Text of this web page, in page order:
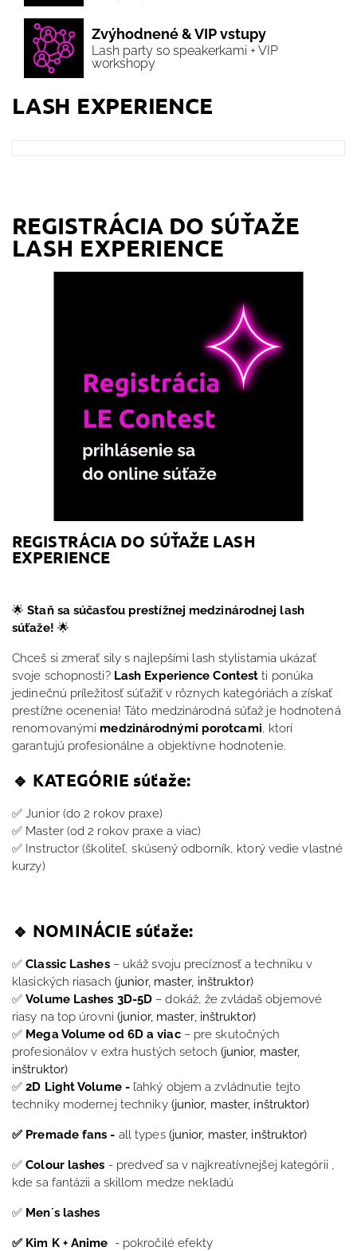
Zvýhodnené & VIP vstupy
Lash party so speakerkami + VIP
workshopy
LASH EXPERIENCE
REGISTRÁCIA DO SÚŤAŽE
LASH EXPERIENCE
REGISTRÁCIA DO SÚŤAŽE LASH
EXPERIENCE
🌟Staň sa súčasťou prestížnej medzinárodnej lash
súťaže! 🌟
Chceš si zmerať sily s najlepšími lash stylistamia ukázať
svoje schopnosti? Lash Experience Contest ti ponúka
jedinečnú príležitosť súťažiť v rôznych kategóriách a získať
prestížne ocenenia! Táto medzinárodná súťaž je hodnotená
renomovanými medzinárodnými porotcami, ktorí
garantujú profesionálne a objektívne hodnotenie.
🔹 KATEGÓRIE súťaže:
✅ Junior (do 2 rokov praxe)
✅ Master (od 2 rokov praxe a viac)
✅ Instructor (školiteľ, skúsený odborník, ktorý vedie vlastné
kurzy)
🔹 NOMINÁCIE súťaže:
✅Classic Lashes– ukáž svoju precíznosť a techniku v
klasických riasach (junior,master, inštruktor)
✅Volume Lashes 3D-5D – dokáž, že zvládaš objemové
riasy na top úrovni (junior,master, inštruktor)
✅ Mega Volume od 6D a viac– pre skutočných
profesionálov v extra hustých setoch (junior, master,
inštruktor)
✅2D Light Volume - ľahký objem a zvládnutie tejto
techniky modernej techniky (junior, master, inštruktor)
✅ Premade fans - all types (junior, master, inštruktor)
✅Colour lashes - predveď sa v najkreatívnejšej kategórii ,
kde sa fantázii a skillom medze nekladú
✅ Men´s lashes
✅ Kim K + Anime - pokročilé efekty